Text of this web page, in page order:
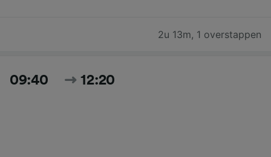
2u 13m, 1 overstappen
09:40 12:20